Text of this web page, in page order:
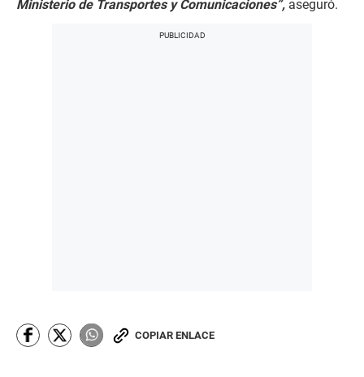
Ministerio de Transportes y Comunicaciones”, aseguró.
COPIAR ENLACE